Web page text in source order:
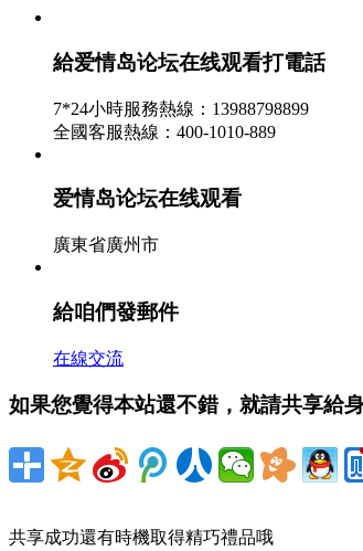
“菜籃子”查詢：蔥蒜繼續提價 3
2023-04-02
蘋果行情樸樹迷離 商場回暖是否
2017-11-08
給爱情岛论坛在线观看打電話
7*24小時服務熱線：13988798899
全國客服熱線：400-1010-889
爱情岛论坛在线观看
廣東省廣州市
給咱們發郵件
在線交流
如果您覺得本站還不錯，就請共享給
共享成功還有時機取得精巧禮品哦